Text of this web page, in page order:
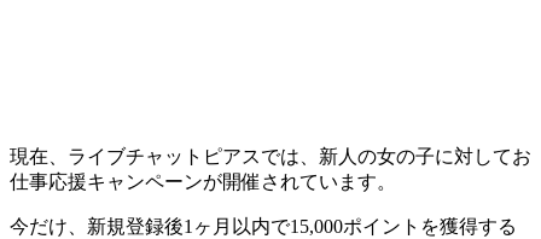
現在、ライブチャットピアスでは、新人の女の子に対してお
仕事応援キャンペーンが開催されています。
今だけ、新規登録後1ヶ月以内で15,000ポイントを獲得する